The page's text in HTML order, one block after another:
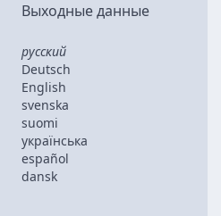
Выходные данные
русский
Deutsch
English
svenska
suomi
українська
español
dansk